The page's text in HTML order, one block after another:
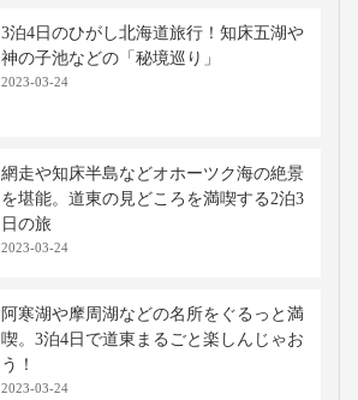
3泊4日のひがし北海道旅行！知床五湖や
神の子池などの「秘境巡り」
2023-03-24
網走や知床半島などオホーツク海の絶景
を堪能。道東の見どころを満喫する2泊3
日の旅
2023-03-24
阿寒湖や摩周湖などの名所をぐるっと満
喫。3泊4日で道東まるごと楽しんじゃお
う！
2023-03-24